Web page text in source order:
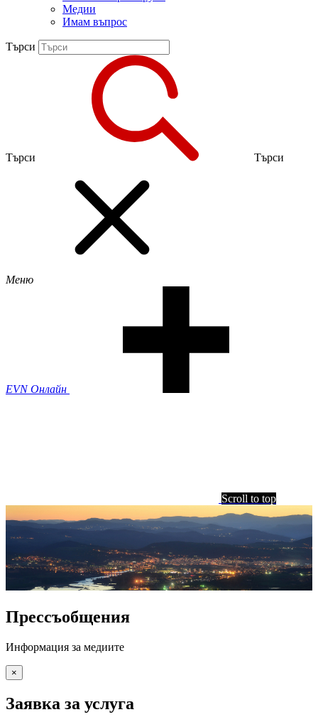
Медии
Имам въпрос
Търси
Търси Търси
Меню
EVN Онлайн
Scroll to top
Прессъобщения
Информация за медиите
×
Заявка за услуга